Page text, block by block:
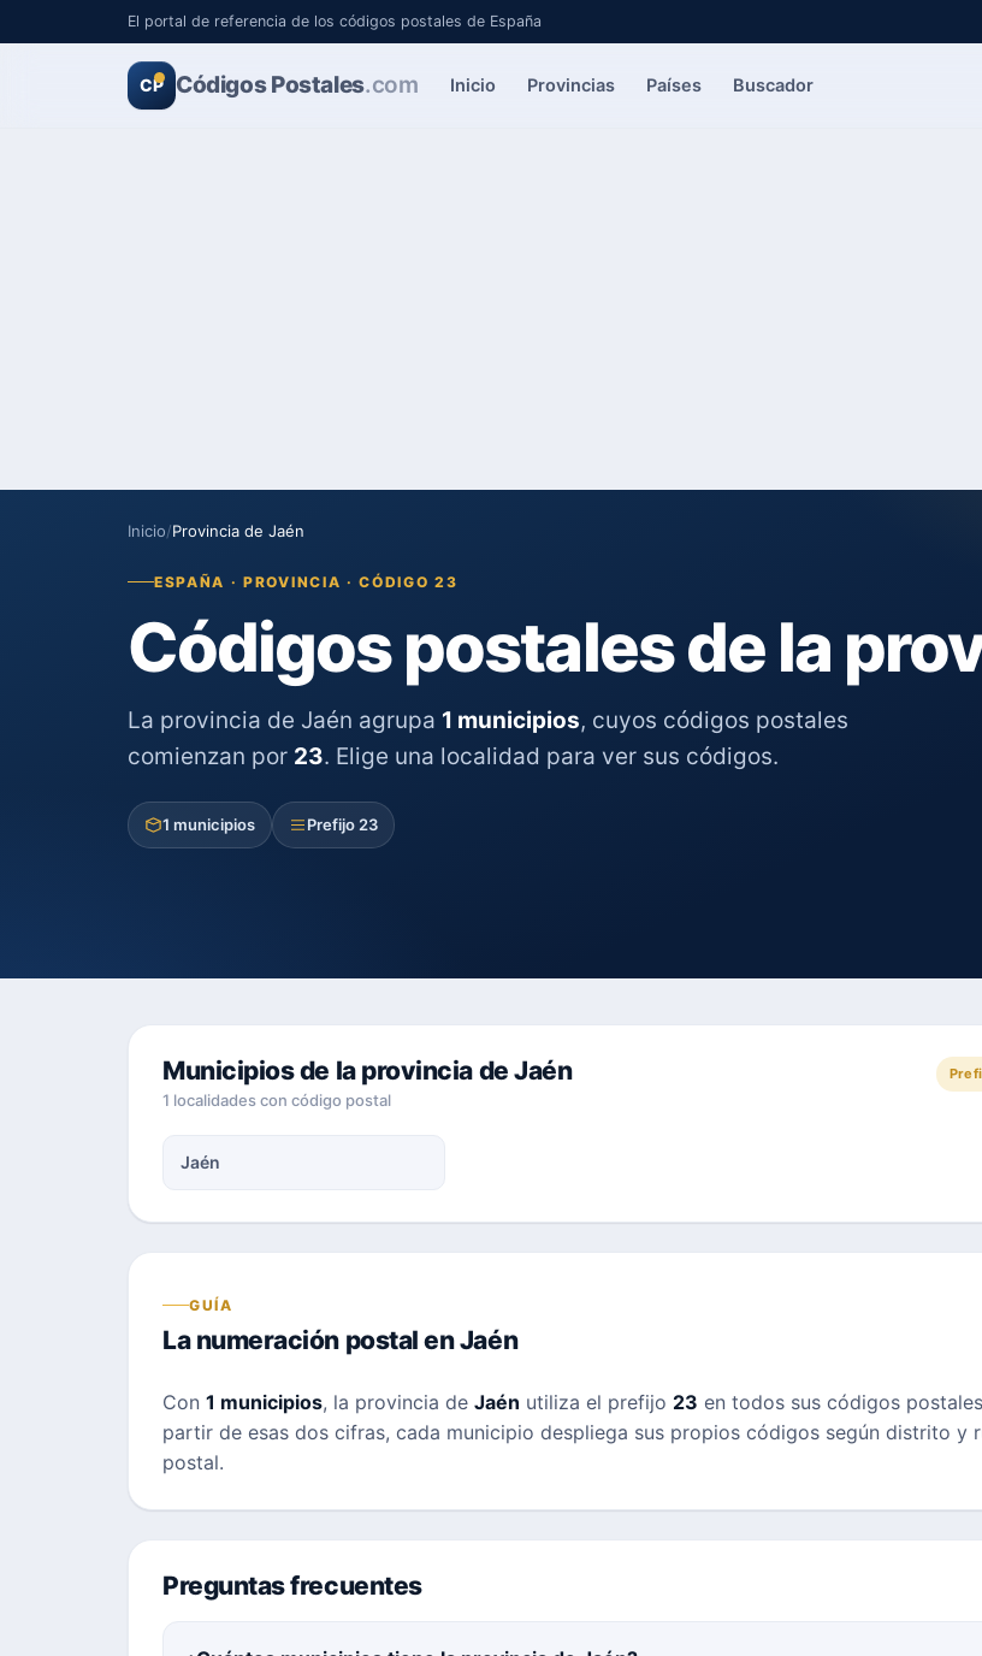
El portal de referencia de los códigos postales de España
CP Códigos Postales.com Inicio Provincias Países Buscador
Inicio/Provincia de Jaén
ESPAÑA · PROVINCIA · CÓDIGO 23
Códigos postales de la
La provincia de Jaén agrupa 1 municipios, cuyos códigos postales
comienzan por 23. Elige una localidad para ver sus códigos.
1 municipios Prefijo 23
Municipios de la provincia de Jaén
1 localidades con código postal
Jaén
GUÍA
La numeración postal en Jaén
Con 1 municipios, la provincia de Jaén utiliza el prefijo 23 en todos sus códigos
partir de esas dos cifras, cada municipio despliega sus propios códigos según distrito y
postal.
Preguntas frecuentes